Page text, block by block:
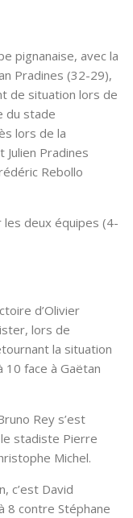
pignanaise, avec la
Pradines (32-29),
de situation lors de
du stade
lors de la
Pradines
Rebollo
deux équipes (4-
d’Olivier
lors de
la situation
10 face à Gaëtan
Rey s’est
stadiste Pierre
Michel.
c’est David
8 contre Stéphane